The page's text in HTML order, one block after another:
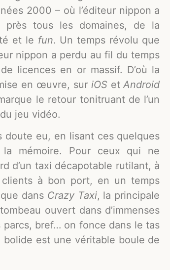
2000 – où l’éditeur nippon a
près tous les domaines, de la
et le fun. Un temps révolu que
nippon a perdu au fil du temps
licences en or massif. D’où la
en œuvre, sur iOSetAndroid
le retour tonitruant de l’un
jeu vidéo.
doute eu, en lisant ces quelques
mémoire. Pour ceux qui ne
d’un taxi décapotable rutilant, à
clients à bon port, en un temps
dans Crazy Taxi, la principale
ouvert dans d’immenses
bref… on fonce dans le tas
bolide est une véritable boule de